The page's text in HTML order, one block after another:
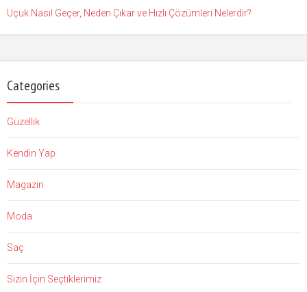
Uçuk Nasıl Geçer, Neden Çıkar ve Hızlı Çözümleri Nelerdir?
Categories
Güzellik
Kendin Yap
Magazin
Moda
Saç
Sizin İçin Seçtiklerimiz